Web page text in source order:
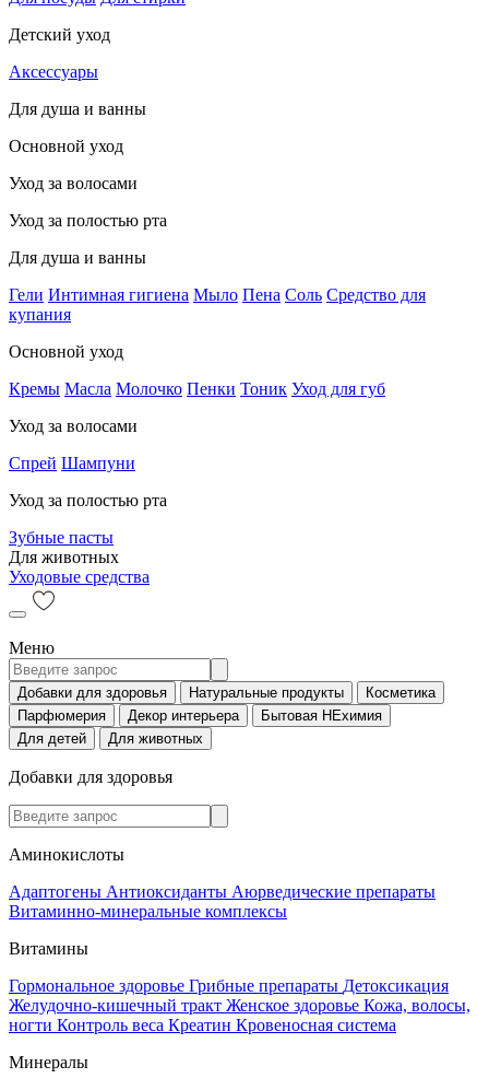
Детский уход
Аксессуары
Для душа и ванны
Основной уход
Уход за волосами
Уход за полостью рта
Для душа и ванны
Гели Интимная гигиена Мыло Пена Соль Средство для
купания
Основной уход
Кремы Масла Молочко Пенки Тоник Уход для губ
Уход за волосами
Спрей Шампуни
Уход за полостью рта
Зубные пасты
Для животных
Уходовые средства
Меню
Добавки для здоровья Натуральные продукты
Косметика
Парфюмерия
Декор интерьера
Бытовая НЕхимия
Для детей
Для животных
Добавки для здоровья
Аминокислоты
Адаптогены Антиоксиданты Аюрведические препараты
Витаминно-минеральные комплексы
Витамины
Гормональное здоровье Грибные препараты Детоксикация
Желудочно-кишечный тракт Женское здоровье Кожа, волосы,
ногти Контроль веса Креатин Кровеносная система
Минералы